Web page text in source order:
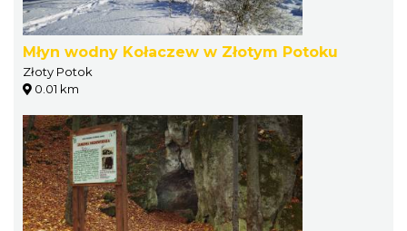
Młyn wodny Kołaczew w Złotym Potoku
Złoty Potok
0.01 km